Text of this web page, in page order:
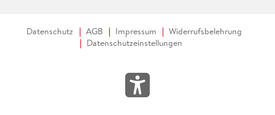
Datenschutz AGB Impressum
Widerrufsbelehrung
Datenschutzeinstellungen